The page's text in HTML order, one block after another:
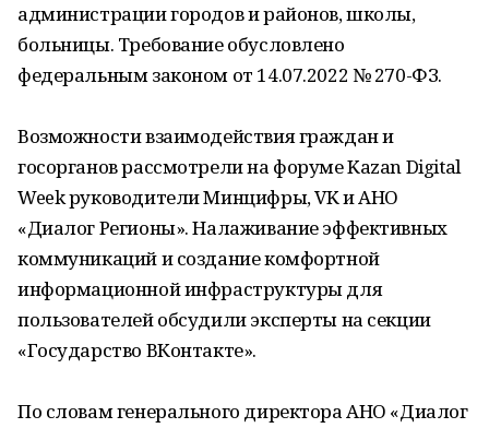
администрации городов и районов, школы,
больницы. Требование обусловлено
федеральным законом от 14.07.2022 № 270-ФЗ.
Возможности взаимодействия граждан и
госорганов рассмотрели на форуме Kazan Digital
Week руководители Минцифры, VK и АНО
«Диалог Регионы». Налаживание эффективных
коммуникаций и создание комфортной
информационной инфраструктуры для
пользователей обсудили эксперты на секции
«Государство ВКонтакте».
По словам генерального директора АНО «Диалог